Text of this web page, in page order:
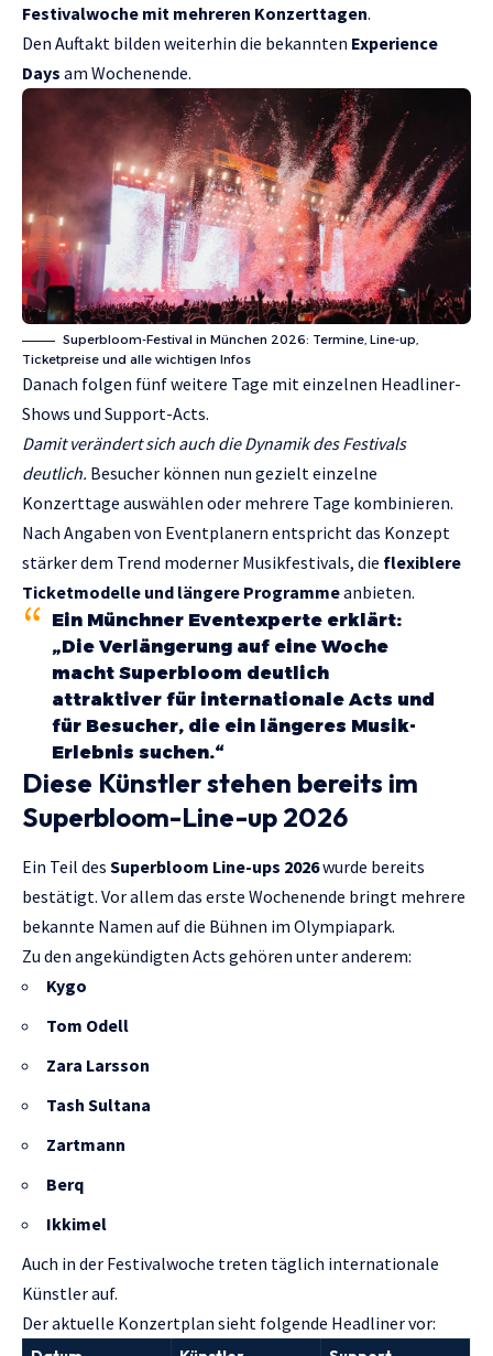
Festivalwoche mit mehreren Konzerttagen.
Den Auftakt bilden weiterhin die bekannten Experience
Days am Wochenende.
Superbloom-Festival in München 2026: Termine, Line-up,
Ticketpreise und alle wichtigen Infos
Danach folgen fünf weitere Tage mit einzelnen Headliner-
Shows und Support-Acts.
Damit verändert sich auch die Dynamik des Festivals
deutlich. Besucher können nun gezielt einzelne
Konzerttage auswählen oder mehrere Tage kombinieren.
Nach Angaben von Eventplanern entspricht das Konzept
stärker dem Trend moderner Musikfestivals, die flexiblere
Ticketmodelle und längere Programmeanbieten.
Ein Münchner Eventexperte erklärt:
„Die Verlängerung auf eine Woche
macht Superbloom deutlich
attraktiver für internationale Acts und
für Besucher, die ein längeres Musik-
Erlebnis suchen.“
Diese Künstler stehen bereits im
Superbloom-Line-up 2026
Ein Teil des Superbloom Line-ups 2026wurde bereits
bestätigt. Vor allem das erste Wochenende bringt mehrere
bekannte Namen auf die Bühnen im Olympiapark.
Zu den angekündigten Acts gehören unter anderem:
Kygo
Tom Odell
Zara Larsson
Tash Sultana
Zartmann
Berq
Ikkimel
Auch in der Festivalwoche treten täglich internationale
Künstler auf.
Der aktuelle Konzertplan sieht folgende Headliner vor: